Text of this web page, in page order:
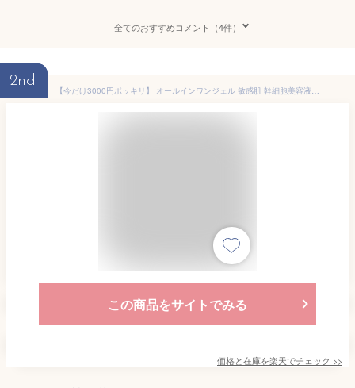
全てのおすすめコメント（4件）
2nd
【今だけ3000円ポッキリ】 オールインワンジェル 敏感肌 幹細胞美容液【オールインワンジェル Tamaya】 無添加 ボタニカル オールインワンゲル アロエ 保湿ジェル 保湿ジェル メンズ レディース オールインワン化粧品 シェアコスメ 送料無料 tamayacosme タマヤコスメ
この商品をサイトでみる
価格と在庫を楽天でチェック >>